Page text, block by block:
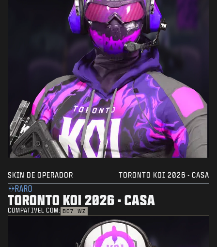
SKIN DE OPERADOR TORONTO KOI 2026 - CASA
RARO
TORONTO KOI 2026 - CASA
COMPATÍVEL COM: BO7 WZ